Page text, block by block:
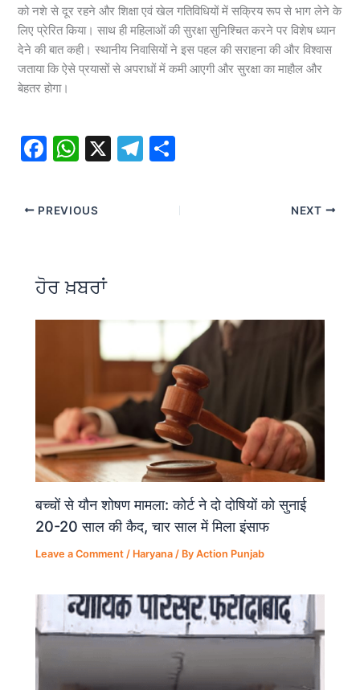
को नशे से दूर रहने और शिक्षा एवं खेल गतिविधियों में सक्रिय रूप से भाग लेने के
लिए प्रेरित किया। साथ ही महिलाओं की सुरक्षा सुनिश्चित करने पर विशेष ध्यान
देने की बात कही। स्थानीय निवासियों ने इस पहल की सराहना की और विश्वास
जताया कि ऐसे प्रयासों से अपराधों में कमी आएगी और सुरक्षा का माहौल और
बेहतर होगा।
F
c
e
o
o
k
W
at
s
p
p
X
T
ar
e
PREVIOUS NEXT
ਹੋਰ ਖ਼ਬਰਾਂ
बच्चों से यौन शोषण मामला: कोर्ट ने दो दोषियों को सुनाई
20-20 साल की कैद, चार साल में मिला इंसाफ
Leave a Comment / Haryana / ByAction Punjab